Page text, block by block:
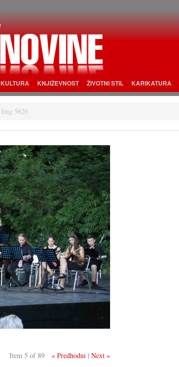
KULTURA KNJIŽEVNOST ŽIVOTNI STIL KARIKATURA
Img 5626
Item 5 of 89 « Predhodni |Next »